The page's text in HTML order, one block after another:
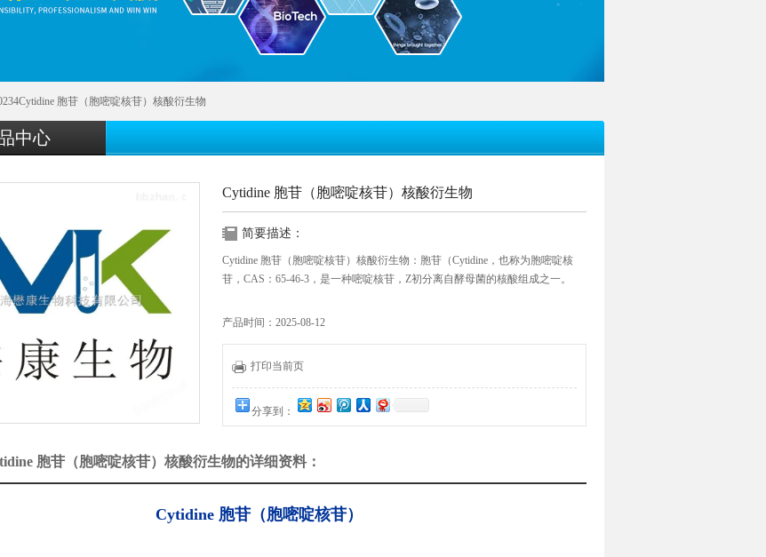
胞苷（胞嘧啶核苷）核酸衍生物
中心
Cytidine 胞苷（胞嘧啶核苷）核酸衍生物
简要描述：
Cytidine 胞苷（胞嘧啶核苷）核酸衍生物：胞苷（Cytidine，也称为胞嘧啶核
苷，CAS：65-46-3，是一种嘧啶核苷，Z初分离自酵母菌的核酸组成之一。
产品时间：2025-08-12
打印当前页
分享到：
胞苷（胞嘧啶核苷）核酸衍生物的详细资料：
Cytidine 胞苷（胞嘧啶核苷）